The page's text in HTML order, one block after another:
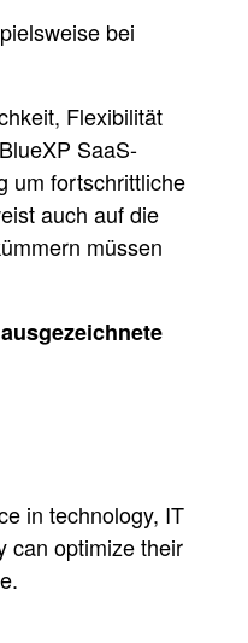
bei
Flexibilität
SaaS-
um fortschrittliche
auch auf die
müssen
in technology, IT
can optimize their